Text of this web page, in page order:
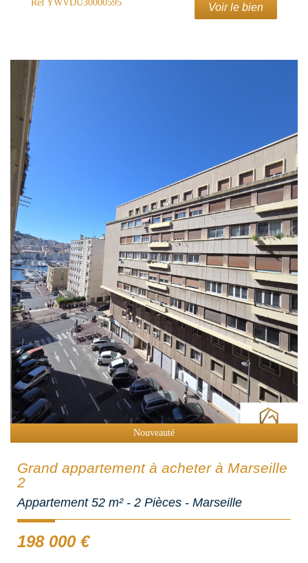
Ref YWVDU30000595 Voir le bien
Sous Compromis
Nouveauté
Grand appartement à acheter à Marseille
2
Appartement 52 m² - 2 Pièces - Marseille
198 000 €